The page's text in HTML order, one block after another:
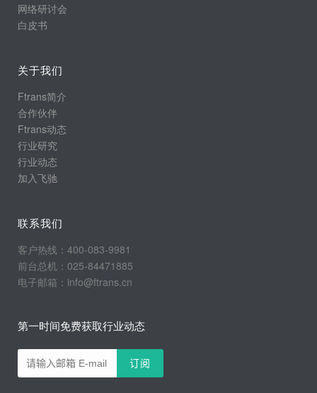
网络研讨会
白皮书
关于我们
Ftrans简介
合作伙伴
Ftrans动态
行业研究
行业动态
加入飞驰
联系我们
客户热线：400-083-9981
前台总机：025-84471885
电子邮箱：info@ftrans.cn
第一时间免费获取行业动态